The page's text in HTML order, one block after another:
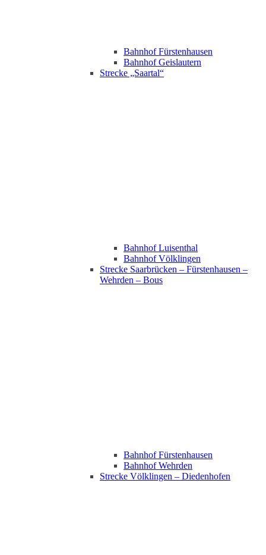
Bahnhof Fürstenhausen
Bahnhof Geislautern
Strecke „Saartal“
Bahnhof Luisenthal
Bahnhof Völklingen
Strecke Saarbrücken – Fürstenhausen –
Wehrden – Bous
Bahnhof Fürstenhausen
Bahnhof Wehrden
Strecke Völklingen – Diedenhofen